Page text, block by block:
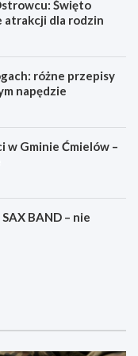
Święto
atrakcji dla rodzin
różne przepisy
napędzie
w Gminie Ćmielów –
BAND – nie